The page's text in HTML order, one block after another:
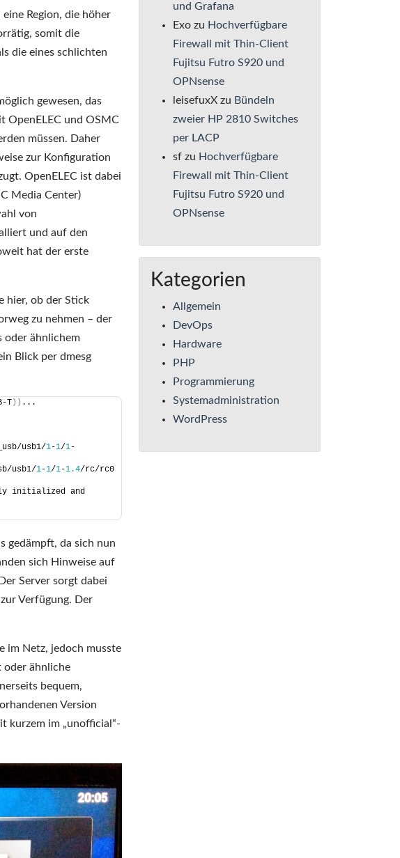
Region, die höher
somit die
die eines schlichten
gewesen, das
OpenELEC und OSMC
müssen. Daher
zur Konfiguration
OpenELEC ist dabei
Media Center)
von
und auf den
hat der erste
hier, ob der Stick
zu nehmen – der
oder ähnlichem
Blick per dmesg
T )) ...
usb1/1-1/1-
usb1/1-1/1-1.4/rc/rc0
initialized and
gedämpft, da sich nun
sich Hinweise auf
Server sorgt dabei
Verfügung. Der
im Netz, jedoch musste
oder ähnliche
bequem,
Version
kurzem im „unofficial“-
und Grafana
Exo zu Hochverfügbare
Firewall mit Thin-Client
Fujitsu Futro S920 und
OPNsense
leisefuxX zu Bündeln
zweier HP 2810 Switches
per LACP
sf zu Hochverfügbare
Firewall mit Thin-Client
Fujitsu Futro S920 und
OPNsense
Kategorien
Allgemein
DevOps
Hardware
PHP
Programmierung
Systemadministration
WordPress